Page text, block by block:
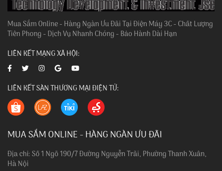
Mua Sắm Online - Hàng Ngàn Ưu Đãi Tại Điện Máy 3C - Chất Lượng
Tiên Phong - Dịch Vụ Nhanh Chóng - Bảo Hành Dài Hạn
LIÊN KẾT MẠNG XÃ HỘI:
LIÊN KẾT SÀN THƯƠNG MẠI ĐIỆN TỬ:
MUA SẮM ONLINE - HÀNG NGÀN ƯU ĐÃI
Địa chỉ: Số 1 Ngõ 190/7 Đường Nguyễn Trãi, Phường Thanh Xuân,
Hà Nội